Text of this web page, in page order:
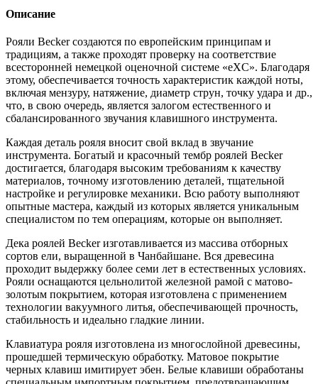
Описание
Рояли Becker создаются по европейским принципам и
традициям, а также проходят проверку на соответствие
всесторонней немецкой оценочной системе «eXC». Благодаря
этому, обеспечивается точность характеристик каждой ноты,
включая мензуру, натяжение, диаметр струн, точку удара и др.,
что, в свою очередь, является залогом естественного и
сбалансированного звучания клавишного инструмента.
Каждая деталь рояля вносит свой вклад в звучание
инструмента. Богатый и красочный тембр роялей Becker
достигается, благодаря высоким требованиям к качеству
материалов, точному изготовлению деталей, тщательной
настройке и регулировке механики. Всю работу выполняют
опытные мастера, каждый из которых является уникальным
специалистом по тем операциям, которые он выполняет.
Дека роялей Becker изготавливается из массива отборных
сортов ели, выращенной в Чанбайшане. Вся древесина
проходит выдержку более семи лет в естественных условиях.
Рояли оснащаются цельнолитой железной рамой с матово-
золотым покрытием, которая изготовлена с применением
технологии вакуумного литья, обеспечивающей прочность,
стабильность и идеально гладкие линии.
Клавиатура рояля изготовлена из многослойной древесины,
прошедшей термическую обработку. Матовое покрытие
черных клавиш имитирует эбен. Белые клавиши обработаны